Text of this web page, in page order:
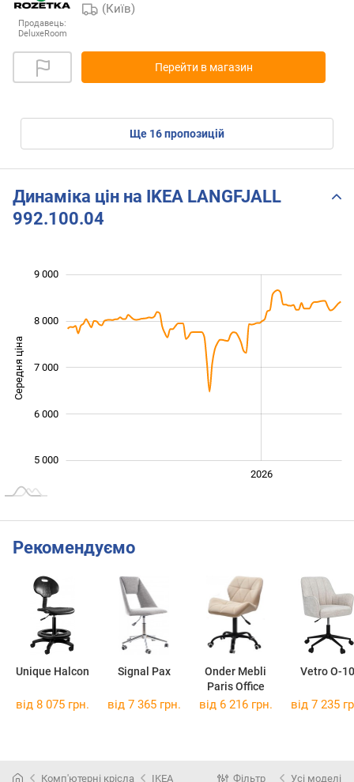
Продавець:
DeluxeRoom
(Київ)
Перейти в магазин
ще 16пропозицій
Динаміка цін на IKEA LANGFJALL
992.100.04
Середня ціна 5 000
5 000
6 000
7 000
8 000
9 000
2026
Рекомендуємо
Unique Halcon Signal Pax
Onder Mebli
Paris Office
Vetro O-10
від 8 075 грн. від 7 365 грн. від 6 216 грн. від 7 235
Комп'ютерні крісла IKEA Фільтр Усі моделі